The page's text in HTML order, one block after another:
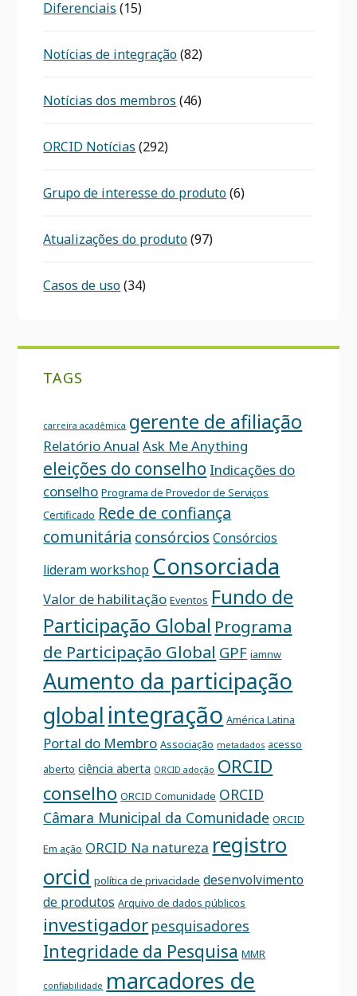
Diferenciais (15)
Notícias de integração(82)
Notícias dos membros (46)
ORCID Notícias (292)
Grupo de interesse do produto(6)
Atualizações do produto(97)
Casos de uso(34)
TAGS
carreira acadêmica gerente de afiliação
Relatório Anual Ask Me Anything
eleições do conselho Indicações do
conselho Programa de Provedor de Serviços
Certificado Rede de confiança
comunitária consórcios Consórcios
lideram workshop Consorciada
Valor de habilitação Eventos Fundo de
Participação Global Programa
de Participação Global GPF iamnw
Aumento da participação
global integração América Latina
Portal do Membro Associação metadados acesso
aberto ciência aberta ORCID adoção ORCID
conselho ORCID Comunidade ORCID
Câmara Municipal da Comunidade ORCID
Em ação ORCID Na natureza registro
orcid política de privacidade desenvolvimento
de produtos Arquivo de dados públicos
investigador pesquisadores
Integridade da Pesquisa MMR
confiabilidade marcadores de